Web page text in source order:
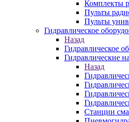
Комплекты
Пульты
Пульты
Гидравлическое
Назад
Гидравлическое
Гидравлические
Назад
Станции